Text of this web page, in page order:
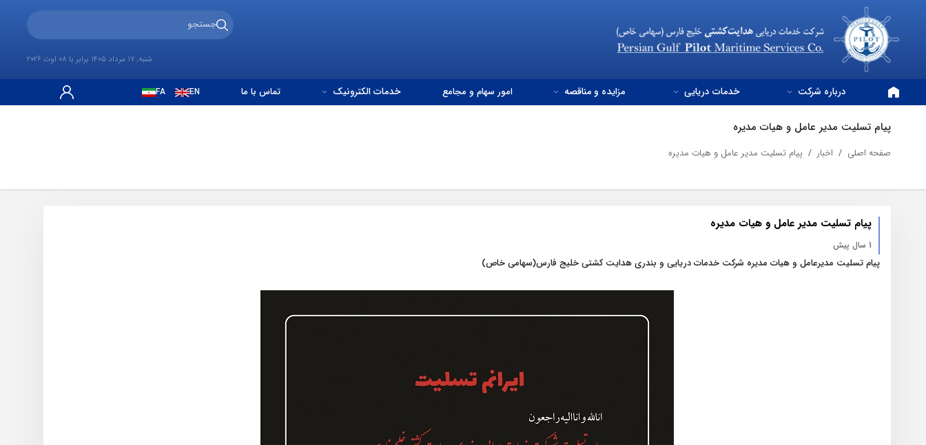
شنبه, 17 مرداد 1405 برابر با 08 اوت 2026
درباره شرکت خدمات دریایی مزایده و مناقصه امور سهام و مجامع خدمات الکترونیک تماس با ما EN
FA
پیام تسلیت مدیر عامل و هیات مدیره
صفحه اصلی اخبار پیام تسلیت مدیر عامل و هیات مدیره
پیام تسلیت مدیر عامل و هیات مدیره
1 سال پیش
پیام تسلیت مدیرعامل و هیات مدیره شرکت خدمات دریایی و بندری هدایت کشتی خلیج فارس(سهامی خاص)